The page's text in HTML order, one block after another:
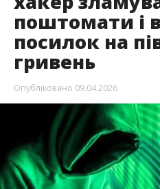
поштомати і
посилок на
гривень
Опубліковано 09.04.2026